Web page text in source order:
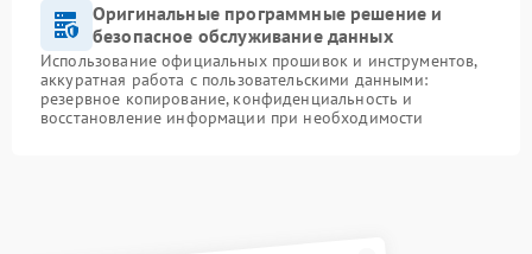
Оригинальные программные решение и
безопасное обслуживание данных
Использование официальных прошивок и инструментов,
аккуратная работа с пользовательскими данными:
резервное копирование, конфиденциальность и
восстановление информации при необходимости